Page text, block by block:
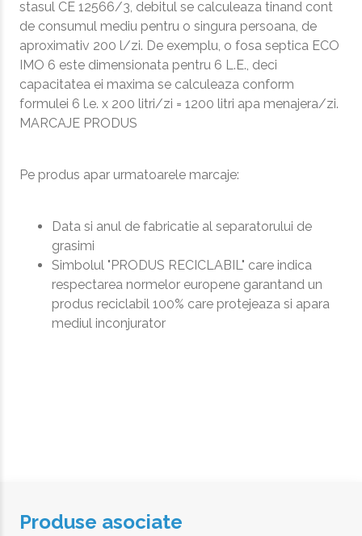
stasul CE 12566/3, debitul se calculeaza tinand cont
de consumul mediu pentru o singura persoana, de
aproximativ 200 l/zi. De exemplu, o fosa septica ECO
IMO 6 este dimensionata pentru 6 L.E., deci
capacitatea ei maxima se calculeaza conform
formulei 6 l.e. x 200 litri/zi = 1200 litri apa menajera/zi.
MARCAJE PRODUS
Pe produs apar urmatoarele marcaje:
Data si anul de fabricatie al separatorului de
grasimi
Simbolul "PRODUS RECICLABIL" care indica
respectarea normelor europene garantand un
produs reciclabil 100% care protejeaza si apara
mediul inconjurator
Produse asociate